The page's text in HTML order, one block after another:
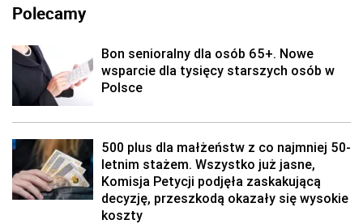
Polecamy
Bon senioralny dla osób 65+. Nowe
wsparcie dla tysięcy starszych osób w
Polsce
500 plus dla małżeństw z co najmniej 50-
letnim stażem. Wszystko już jasne,
Komisja Petycji podjęła zaskakującą
decyzję, przeszkodą okazały się wysokie
koszty